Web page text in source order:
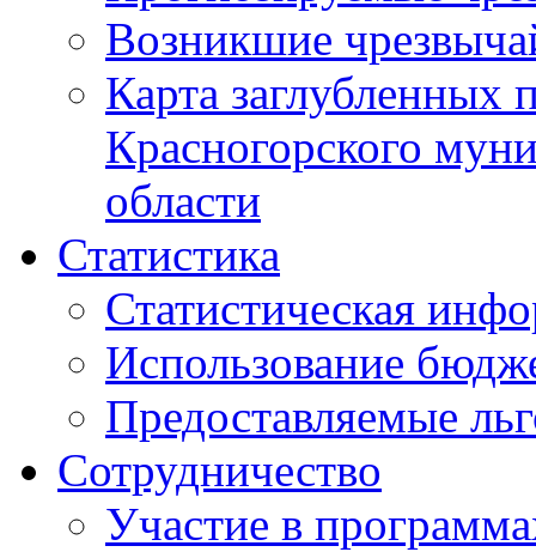
Возникшие
Карта
Красногорского
области
Статистика
Статистическая
Использование
Предоставляемые
Сотрудничество
Участие в